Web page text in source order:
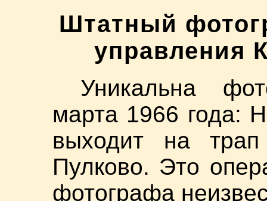
Штатный
управления
Уникальна
марта 1966 года:
выходит на
Пулково. Это
фотографа